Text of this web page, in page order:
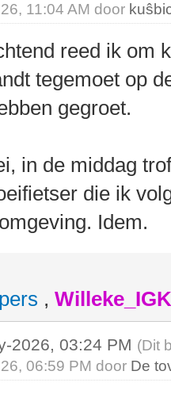
11:04 AM door
reed ik om
tegemoet op
gegroet.
in de middag
die ik
Idem.
,
2026, 03:24 PM (Dit
06:59 PM door De